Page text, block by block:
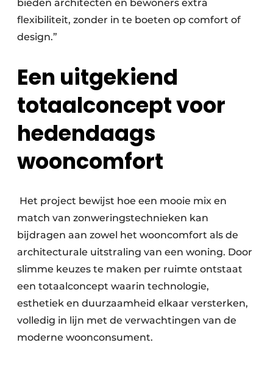
bieden architecten en bewoners extra
flexibiliteit, zonder in te boeten op comfort of
design.”
Een uitgekiend
totaalconcept voor
hedendaags
wooncomfort
Het project bewijst hoe een mooie mix en
match van zonweringstechnieken kan
bijdragen aan zowel het wooncomfort als de
architecturale uitstraling van een woning. Door
slimme keuzes te maken per ruimte ontstaat
een totaalconcept waarin technologie,
esthetiek en duurzaamheid elkaar versterken,
volledig in lijn met de verwachtingen van de
moderne woonconsument.